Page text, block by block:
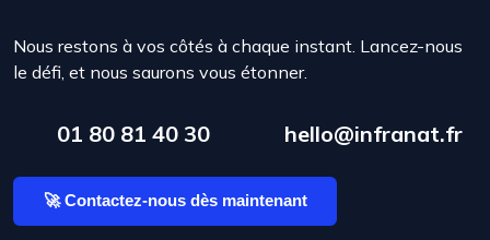
Nous restons à vos côtés à chaque instant. Lancez-nous
le défi, et nous saurons vous étonner.
01 80 81 40 30 hello@infranat.fr
🚀 Contactez-nous dès maintenant